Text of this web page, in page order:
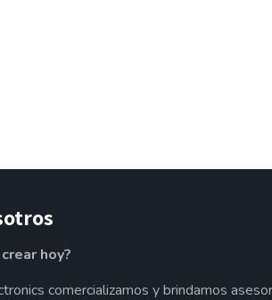
hoy?
comercializamos y brindamos